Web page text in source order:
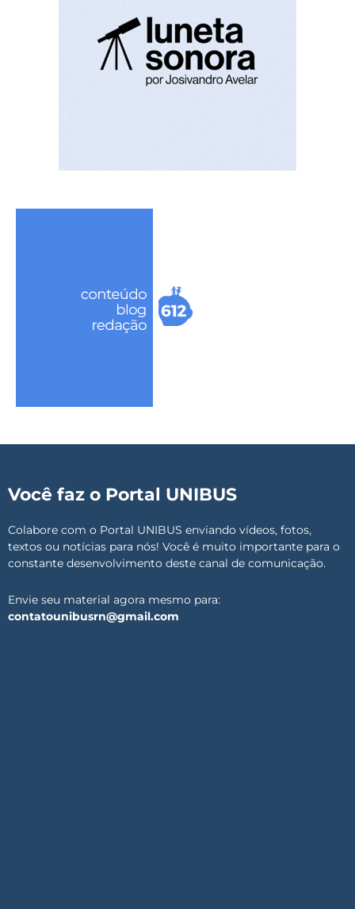
Você faz o Portal UNIBUS
Colabore com o Portal UNIBUS enviando vídeos, fotos,
textos ou notícias para nós! Você é muito importante para o
constante desenvolvimento deste canal de comunicação.
Envie seu material agora mesmo para:
contatounibusrn@gmail.com